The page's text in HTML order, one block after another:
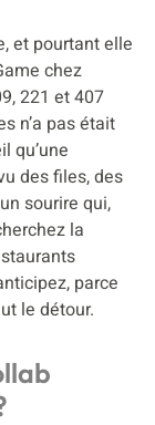
et pourtant elle
chez
221 et 407
n’a pas était
qu’une
des files, des
sourire qui,
la
parce
le détour.